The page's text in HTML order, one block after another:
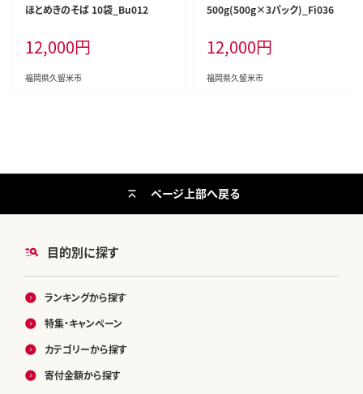
ほとめきのそば 10袋_Bu012
12,000円
福岡県久留米市
500g(500g×3パック)_Fi036
12,000円
福岡県久留米市
目的別に探す
ランキングから探す
特集・キャンペーン
カテゴリーから探す
寄付金額から探す
ページ上部へ戻る